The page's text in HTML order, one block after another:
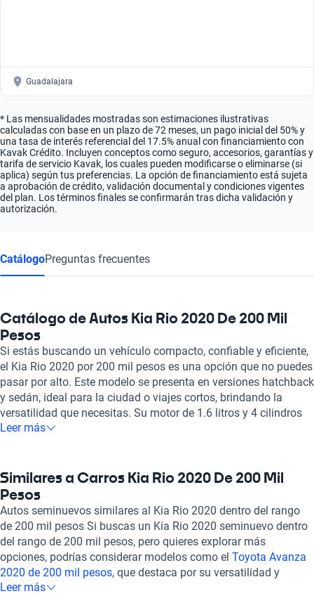
Guadalajara
* Las mensualidades mostradas son estimaciones ilustrativas
calculadas con base en un plazo de 72 meses, un pago inicial del 50% y
una tasa de interés referencial del 17.5% anual con financiamiento con
Kavak Crédito. Incluyen conceptos como seguro, accesorios, garantías y
tarifa de servicio Kavak, los cuales pueden modificarse o eliminarse (si
aplica) según tus preferencias. La opción de financiamiento está sujeta
a aprobación de crédito, validación documental y condiciones vigentes
del plan. Los términos finales se confirmarán tras dicha validación y
autorización.
CatálogoPreguntas frecuentes
Catálogo de Autos Kia Rio 2020 De 200 Mil
Pesos
Si estás buscando un vehículo compacto, confiable y eficiente,
el Kia Rio 2020 por 200 mil pesos es una opción que no puedes
pasar por alto. Este modelo se presenta en versiones hatchback
y sedán, ideal para la ciudad o viajes cortos, brindando la
versatilidad que necesitas. Su motor de 1.6 litros y 4 cilindros
ofrece una potencia de 121 caballos de fuerza, asegurando un
combinado de entre 5.3 y 5.6 litros cada 100 km. El interior del
Kia Rio 2020 es cómodo y espacioso, con capacidad para
cinco pasajeros, y ofrece detalles en tela y cuero, que añaden
un toque de elegancia. Sus características tecnológicas, como
la integración con Apple Carplay y Android Auto, permiten
disfrutar de una experiencia de conectividad superior. En
cuanto a seguridad, el vehículo cuenta con hasta seis airbags y
diversas opciones de sensores de estacionamiento, lo que
Leer más
Similares a Carros Kia Rio 2020 De 200 Mil
Pesos
Autos seminuevos similares al Kia Rio 2020 dentro del rango
de 200 mil pesos Si buscas un Kia Rio 2020 seminuevo dentro
del rango de 200 mil pesos, pero quieres explorar más
opciones, podrías considerar modelos como el Toyota Avanza
2020 de 200 mil pesos, que destaca por su versatilidad y
capacidad para toda la familia; el
Leer más